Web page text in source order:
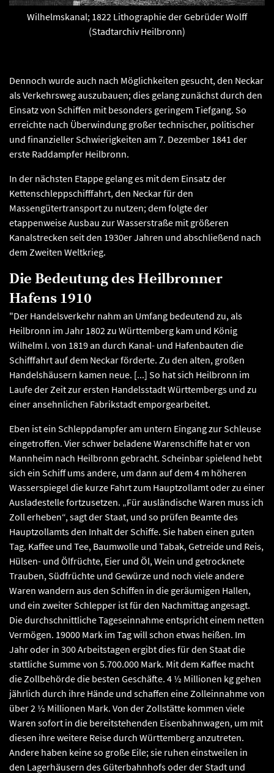
Wilhelmskanal; 1822 Lithographie der Gebrüder Wolff
(Stadtarchiv Heilbronn)
Dennoch wurde auch nach Möglichkeiten gesucht, den Neckar
als Verkehrsweg auszubauen; dies gelang zunächst durch den
Einsatz von Schiffen mit besonders geringem Tiefgang. So
erreichte nach Überwindung großer technischer, politischer
und finanzieller Schwierigkeiten am 7. Dezember 1841 der
erste Raddampfer Heilbronn.
In der nächsten Etappe gelang es mit dem Einsatz der
Kettenschleppschifffahrt, den Neckar für den
Massengütertransport zu nutzen; dem folgte der
etappenweise Ausbau zur Wasserstraße mit größeren
Kanalstrecken seit den 1930er Jahren und abschließend nach
dem Zweiten Weltkrieg.
Die Bedeutung des Heilbronner
Hafens 1910
"Der Handelsverkehr nahm an Umfang bedeutend zu, als
Heilbronn im Jahr 1802 zu Württemberg kam und König
Wilhelm I. von 1819 an durch Kanal- und Hafenbauten die
Schifffahrt auf dem Neckar förderte. Zu den alten, großen
Handelshäusern kamen neue. [...] So hat sich Heilbronn im
Laufe der Zeit zur ersten Handelsstadt Württembergs und zu
einer ansehnlichen Fabrikstadt emporgearbeitet.
Eben ist ein Schleppdampfer am untern Eingang zur Schleuse
eingetroffen. Vier schwer beladene Warenschiffe hat er von
Mannheim nach Heilbronn gebracht. Scheinbar spielend hebt
sich ein Schiff ums andere, um dann auf dem 4 m höheren
Wasserspiegel die kurze Fahrt zum Hauptzollamt oder zu einer
Ausladestelle fortzusetzen. „Für ausländische Waren muss ich
Zoll erheben“, sagt der Staat, und so prüfen Beamte des
Hauptzollamts den Inhalt der Schiffe. Sie haben einen guten
Tag. Kaffee und Tee, Baumwolle und Tabak, Getreide und Reis,
Hülsen- und Ölfrüchte, Eier und Öl, Wein und getrocknete
Trauben, Südfrüchte und Gewürze und noch viele andere
Waren wandern aus den Schiffen in die geräumigen Hallen,
und ein zweiter Schlepper ist für den Nachmittag angesagt.
Die durchschnittliche Tageseinnahme entspricht einem netten
Vermögen. 19000 Mark im Tag will schon etwas heißen. Im
Jahr oder in 300 Arbeitstagen ergibt dies für den Staat die
stattliche Summe von 5.700.000 Mark. Mit dem Kaffee macht
die Zollbehörde die besten Geschäfte. 4 ½ Millionen kg gehen
jährlich durch ihre Hände und schaffen eine Zolleinnahme von
über 2 ½ Millionen Mark. Von der Zollstätte kommen viele
Waren sofort in die bereitstehenden Eisenbahnwagen, um mit
diesen ihre weitere Reise durch Württemberg anzutreten.
Andere haben keine so große Eile; sie ruhen einstweilen in
den Lagerhäusern des Güterbahnhofs oder der Stadt und